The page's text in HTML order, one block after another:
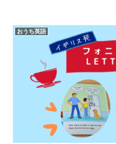
おうち英語